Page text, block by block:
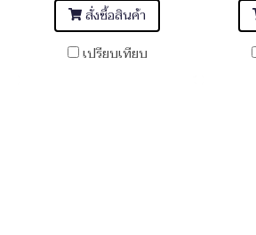
สั่งซื้อสินค้า
เปรียบเทียบ